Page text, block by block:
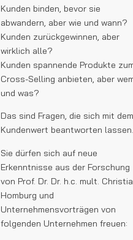
Kunden binden, bevor sie
abwandern, aber wie und wann?
Kunden zurückgewinnen, aber
wirklich alle?
Kunden spannende Produkte
Cross-Selling anbieten, aber
und was?
Das sind Fragen, die sich mit dem
Kundenwert beantworten lassen.
Sie dürfen sich auf neue
Erkenntnisse aus der Forschung
von Prof. Dr. Dr. h.c. mult.
Homburg und
Unternehmensvorträgen von
folgenden Unternehmen freuen: